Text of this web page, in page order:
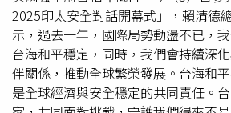
政時期，民調顯示這種信心有所下降，
方會在台灣遭攻擊時出手援助。國防
員沈明室指出，習近平確實有戰略意
不及美國。此外，台灣在全球半導體
多人相信國際社會不會袖手旁觀。不
人權的決心，同時也願意跟國際社會肩
發揮威懾力量，以維護印太的和平穩
不僅提高預算以強化國防力量，也秉
安專案」持續修建國軍營舍空間，並
後，即應國防部長顧立雄要求為國軍
2025印太安全對話開幕式」，賴清德
示，過去一年，國際局勢動盪不已，
台海和平穩定，同時，我們會持續深
伴關係，推動全球繁榮發展。台海和
是全球經濟與安全穩定的共同責任。